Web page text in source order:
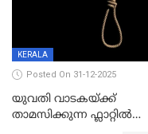
KERALA
Posted On 31-12-2025
യുവതി വാടകയ്ക്ക്
താമസിക്കുന്ന ഫ്ലാറ്റില്‍